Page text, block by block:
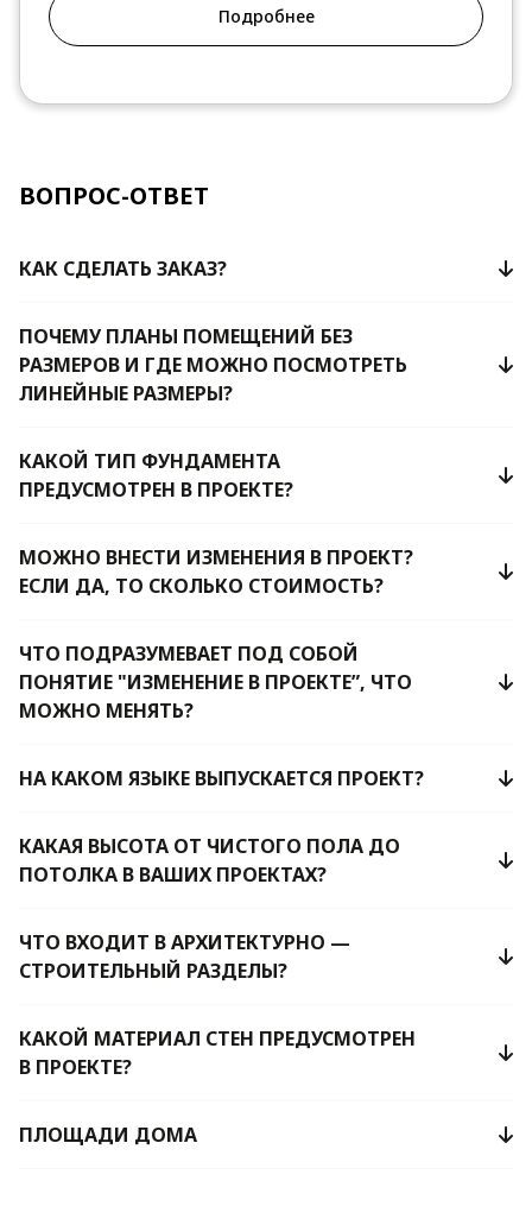
Подробнее
ВОПРОС-ОТВЕТ
КАК СДЕЛАТЬ ЗАКАЗ?
ПОЧЕМУ ПЛАНЫ ПОМЕЩЕНИЙ БЕЗ
РАЗМЕРОВ И ГДЕ МОЖНО ПОСМОТРЕТЬ
ЛИНЕЙНЫЕ РАЗМЕРЫ?
КАКОЙ ТИП ФУНДАМЕНТА
ПРЕДУСМОТРЕН В ПРОЕКТЕ?
МОЖНО ВНЕСТИ ИЗМЕНЕНИЯ В ПРОЕКТ?
ЕСЛИ ДА, ТО СКОЛЬКО СТОИМОСТЬ?
ЧТО ПОДРАЗУМЕВАЕТ ПОД СОБОЙ
ПОНЯТИЕ "ИЗМЕНЕНИЕ В ПРОЕКТЕ”, ЧТО
МОЖНО МЕНЯТЬ?
НА КАКОМ ЯЗЫКЕ ВЫПУСКАЕТСЯ ПРОЕКТ?
КАКАЯ ВЫСОТА ОТ ЧИСТОГО ПОЛА ДО
ПОТОЛКА В ВАШИХ ПРОЕКТАХ?
ЧТО ВХОДИТ В АРХИТЕКТУРНО —
СТРОИТЕЛЬНЫЙ РАЗДЕЛЫ?
КАКОЙ МАТЕРИАЛ СТЕН ПРЕДУСМОТРЕН
В ПРОЕКТЕ?
ПЛОЩАДИ ДОМА